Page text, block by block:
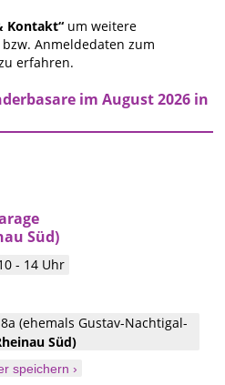
Kontakt“ um weitere
Anmeldedaten zum
erfahren.
im August 2026 in
Süd)
- 14 Uhr
(ehemals Gustav-Nachtigal-
Süd)
speichern ›